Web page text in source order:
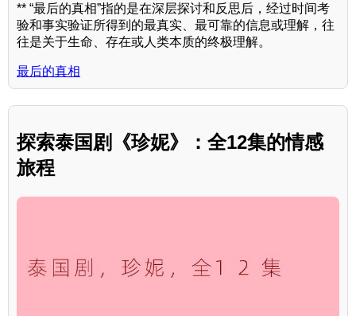
** “最后的真相”指的是在深层探讨和反思后，经过时间考
验和事实验证所得到的最真实、最可靠的信息或理解，往
往是关于生命、存在或人类本质的终极理解。
最后的真相
探索泰国剧《珍妮》：全12集的情感
旅程